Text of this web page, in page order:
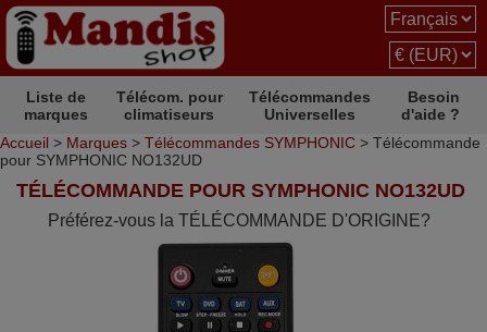
Liste de
marques
Télécom. pour
climatiseurs
Télécommandes
Universelles
Besoin
d'aide ?
Accueil > Marques > Télécommandes SYMPHONIC > Télécommande
pour SYMPHONIC NO132UD
TÉLÉCOMMANDE POUR SYMPHONIC NO132UD
Préférez-vous la TÉLÉCOMMANDE D'ORIGINE?